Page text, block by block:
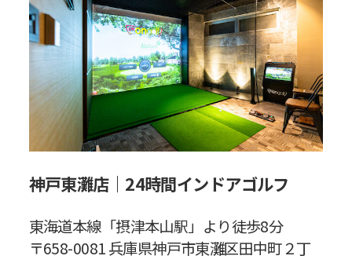
神戸東灘店｜24時間インドアゴルフ
東海道本線「摂津本山駅」より徒歩8分
〒658-0081 兵庫県神戸市東灘区田中町２丁